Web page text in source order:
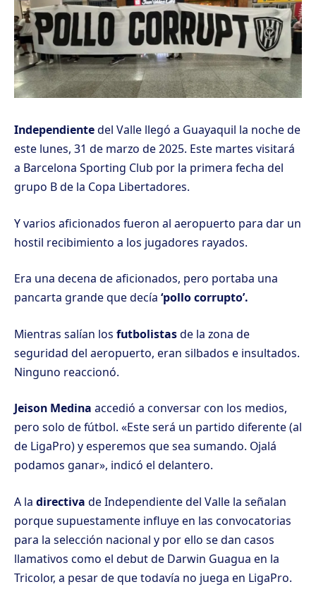
Independientedel Valle llegó a Guayaquil la noche de
este lunes, 31 de marzo de 2025. Este martes visitará
a Barcelona Sporting Club por la primera fecha del
grupo B de la Copa Libertadores.
Y varios aficionados fueron al aeropuerto para dar un
hostil recibimiento a los jugadores rayados.
Era una decena de aficionados, pero portaba una
pancarta grande que decía ‘pollo corrupto’.
Mientras salían los futbolistasde la zona de
seguridad del aeropuerto, eran silbados e insultados.
Ninguno reaccionó.
Jeison Medina accedió a conversar con los medios,
pero solo de fútbol. «Este será un partido diferente (al
de LigaPro) y esperemos que sea sumando. Ojalá
podamos ganar», indicó el delantero.
A la directiva de Independiente del Valle la señalan
porque supuestamente influye en las convocatorias
para la selección nacional y por ello se dan casos
llamativos como el debut de Darwin Guagua en la
Tricolor, a pesar de que todavía no juega en LigaPro.